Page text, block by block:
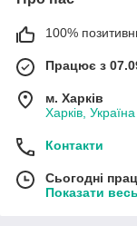
100%
Працює з
м. Харків
Харків, Україна
Контакти
Сьогодні
Показати